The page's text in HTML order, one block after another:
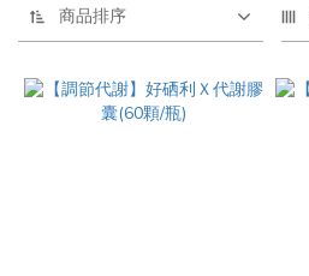
商品排序